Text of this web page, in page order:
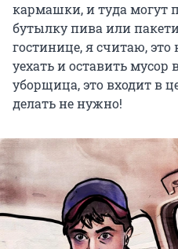
кармашки, и туда могут
бутылку пива или
гостинице, я считаю,
уехать и оставить мусор
уборщица, это входит в
делать не нужно!